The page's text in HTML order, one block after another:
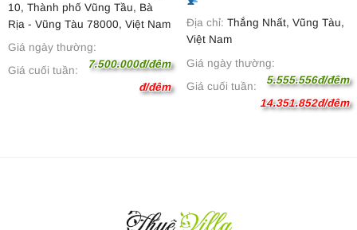
10, Thành phố Vũng Tầu, Bà
Rịa - Vũng Tàu 78000, Việt Nam
Giá ngày thường:
7.500.000đ/đêm
Giá cuối tuần:
đ/đêm
Địa chỉ: Thắng Nhất, Vũng Tàu,
Việt Nam
Giá ngày thường:
5.555.556đ/đêm
Giá cuối tuần:
14.351.852đ/đêm